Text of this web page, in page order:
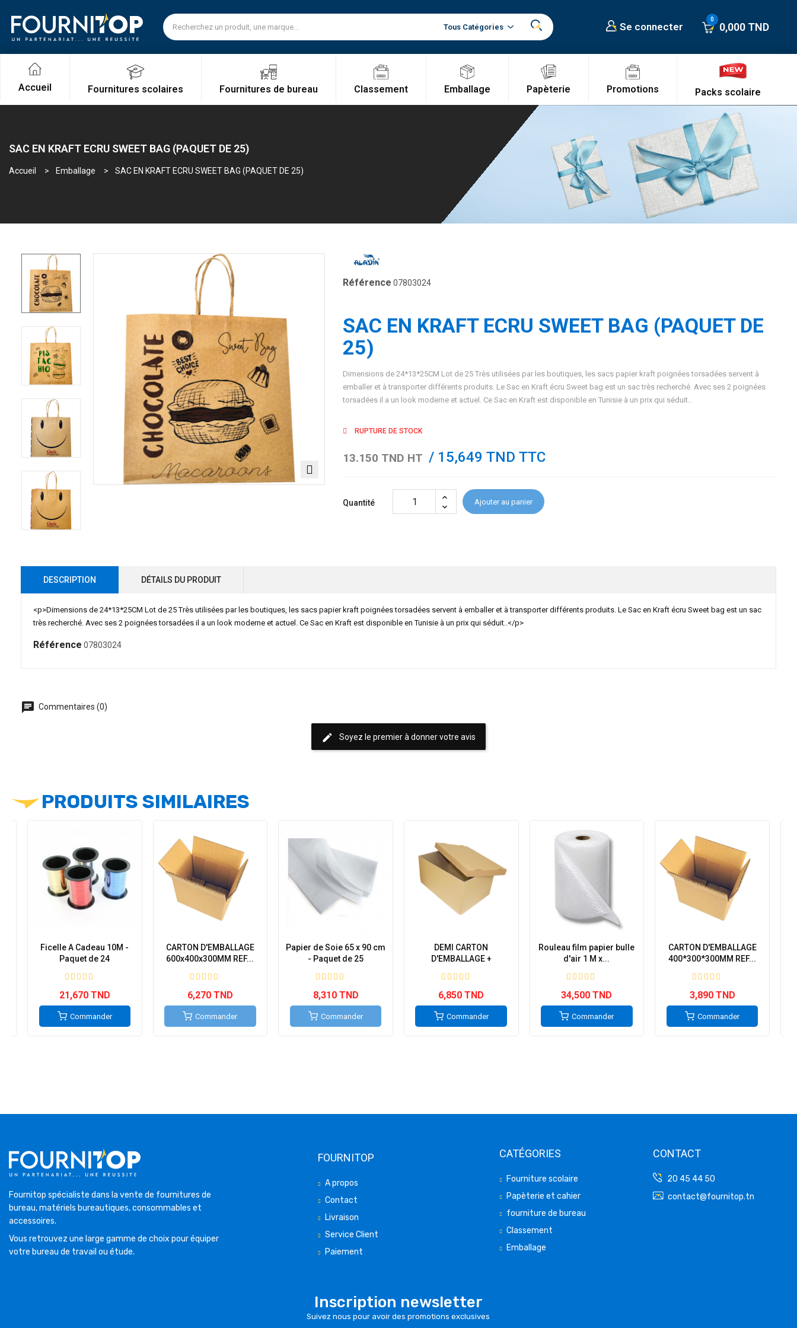
Se connecter 0,000 TND
Accueil Fournitures scolaires Fournitures de bureau Classement Emballage Papèterie Promotions Packs scolaire
SAC EN KRAFT ECRU SWEET BAG (PAQUET DE 25)
Accueil Emballage SAC EN KRAFT ECRU SWEET BAG (PAQUET DE 25)
Référence 07803024
SAC EN KRAFT ECRU SWEET BAG (PAQUET DE
25)
Dimensions de 24*13*25CM Lot de 25 Très utilisées par les boutiques, les sacs papier kraft poignées torsadées servent à
emballer et à transporter différents produits. Le Sac en Kraft écru Sweet bag est un sac très recherché. Avec ses 2 poignées
torsadées il a un look moderne et actuel. Ce Sac en Kraft est disponible en Tunisie à un prix qui séduit..
RUPTURE DE STOCK
13.150 TND HT / 15,649 TND TTC
Quantité Ajouter au panier
DESCRIPTION DÉTAILS DU PRODUIT
<p>Dimensions de 24*13*25CM Lot de 25 Très utilisées par les boutiques, les sacs papier kraft poignées torsadées servent à emballer et à transporter différents produits. Le Sac en Kraft écru Sweet bag est un sac
très recherché. Avec ses 2 poignées torsadées il a un look moderne et actuel. Ce Sac en Kraft est disponible en Tunisie à un prix qui séduit..</p>
Référence 07803024
chat Commentaires (0)
edit Soyez le premier à donner votre avis
PRODUITS SIMILAIRES
Ficelle A Cadeau 10M -
Paquet de 24
21,670 TND
Commander
CARTON D'EMBALLAGE
600x400x300MM REF...
6,270 TND
Commander
Papier de Soie 65 x 90 cm
- Paquet de 25
8,310 TND
Commander
DEMI CARTON
D'EMBALLAGE +
6,850 TND
Commander
Rouleau film papier bulle
d'air 1 M x...
34,500 TND
Commander
CARTON D'EMBALLAGE
400*300*300MM REF...
3,890 TND
Commander
Fournitop spécialiste dans la vente de fournitures de
bureau, matériels bureautiques, consommables et
accessoires.
Vous retrouvez une large gamme de choix pour équiper
votre bureau de travail ou étude.
FOURNITOP
A propos
Contact
Livraison
Service Client
Paiement
CATÉGORIES
Fourniture scolaire
Papèterie et cahier
fourniture de bureau
Classement
Emballage
CONTACT
20 45 44 50
contact@fournitop.tn
Inscription newsletter
Suivez nous pour avoir des promotions exclusives